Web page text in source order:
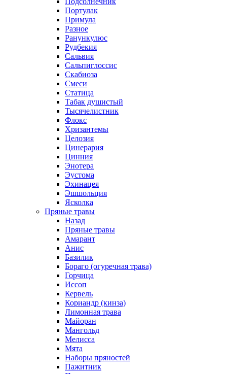
Портулак
Примула
Разное
Ранункулюс
Рудбекия
Сальвия
Сальпиглоссис
Скабиоза
Смеси
Статица
Табак душистый
Тысячелистник
Флокс
Хризантемы
Целозия
Цинерария
Цинния
Энотера
Эустома
Эхинацея
Эшшольция
Ясколка
Пряные травы
Назад
Пряные травы
Амарант
Анис
Базилик
Бораго (огуречная трава)
Горчица
Иссоп
Кервель
Кориандр (кинза)
Лимонная трава
Майоран
Мангольд
Мелисса
Мята
Наборы пряностей
Пажитник